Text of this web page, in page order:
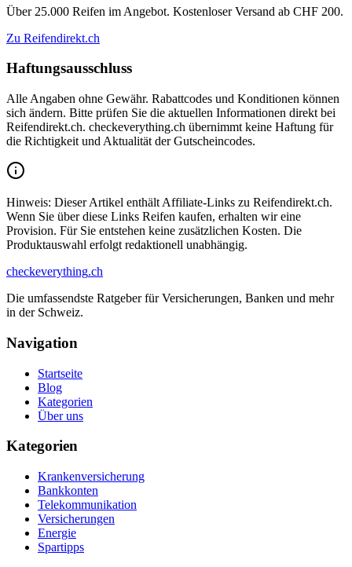
Über 25.000 Reifen im Angebot. Kostenloser Versand ab CHF 200.
Zu Reifendirekt.ch
Haftungsausschluss
Alle Angaben ohne Gewähr. Rabattcodes und Konditionen können
sich ändern. Bitte prüfen Sie die aktuellen Informationen direkt bei
Reifendirekt.ch. checkeverything.ch übernimmt keine Haftung für
die Richtigkeit und Aktualität der Gutscheincodes.
Hinweis: Dieser Artikel enthält Affiliate-Links zu Reifendirekt.ch.
Wenn Sie über diese Links Reifen kaufen, erhalten wir eine
Provision. Für Sie entstehen keine zusätzlichen Kosten. Die
Produktauswahl erfolgt redaktionell unabhängig.
checkeverything.ch
Die umfassendste Ratgeber für Versicherungen, Banken und mehr
in der Schweiz.
Navigation
Startseite
Blog
Kategorien
Über uns
Kategorien
Krankenversicherung
Bankkonten
Telekommunikation
Versicherungen
Energie
Spartipps